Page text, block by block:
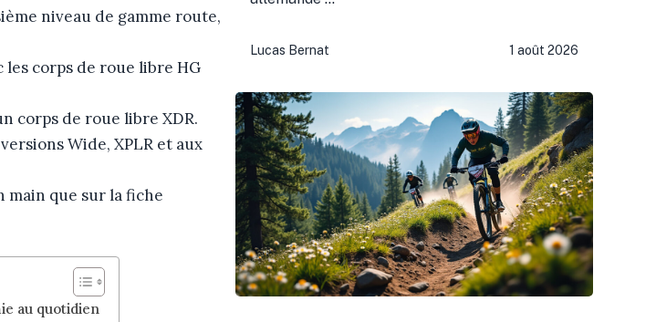
niveau de gamme route,
corps de roue libre HG
corps de roue libre XDR.
Wide, XPLR et aux
main que sur la fiche
au quotidien
Lucas Bernat 1 août 2026